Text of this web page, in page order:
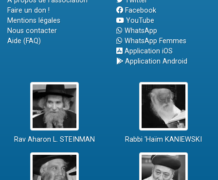
Faire un don !
Mentions légales
Nous contacter
Aide (FAQ)
Facebook
YouTube
WhatsApp
WhatsApp Femmes
Application iOS
Application Android
Rav Aharon L. STEINMAN Rabbi 'Haïm KANIEWSKI